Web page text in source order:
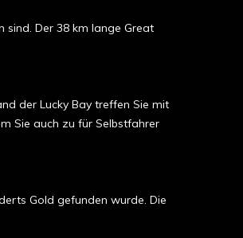
sind. Der 38 km lange Great
der Lucky Bay treffen Sie mit
Sie auch zu für Selbstfahrer
Gold gefunden wurde. Die